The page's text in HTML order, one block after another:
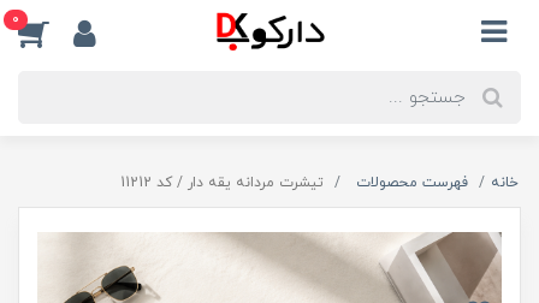
0
خانه فهرست محصولات تیشرت مردانه یقه دار / کد 11212